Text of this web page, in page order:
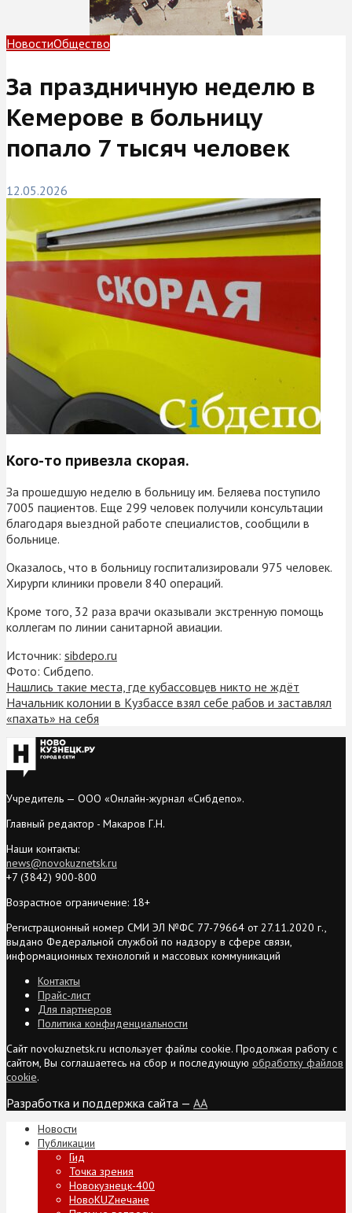
НовостиОбщество
За праздничную неделю в
Кемерове в больницу
попало 7 тысяч человек
12.05.2026
Кого-то привезла скорая.
За прошедшую неделю в больницу им. Беляева поступило
7005 пациентов. Еще 299 человек получили консультации
благодаря выездной работе специалистов, сообщили в
больнице.
Оказалось, что в больницу госпитализировали 975 человек.
Хирурги клиники провели 840 операций.
Кроме того, 32 раза врачи оказывали экстренную помощь
коллегам по линии санитарной авиации.
Источник: sibdepo.ru
Фото: Сибдепо.
Нашлись такие места, где кубассовцев никто не ждёт
Начальник колонии в Кузбассе взял себе рабов и заставлял
«пахать» на себя
Учредитель — ООО «Онлайн-журнал «Сибдепо».
Главный редактор - Макаров Г.Н.
Наши контакты:
news@novokuznetsk.ru
+7 (3842) 900-800
Возрастное ограничение: 18+
Регистрационный номер СМИ ЭЛ №ФС 77-79664 от 27.11.2020 г.,
выдано Федеральной службой по надзору в сфере связи,
информационных технологий и массовых коммуникаций
Контакты
Прайс-лист
Для партнеров
Политика конфиденциальности
Сайт novokuznetsk.ru использует файлы cookie. Продолжая работу с
сайтом, Вы соглашаетесь на сбор и последующую обработку файлов
cookie.
Разработка и поддержка сайта — AA
Новости
Публикации
Гид
Точка зрения
Новокузнецк-400
НовоKUZнечане